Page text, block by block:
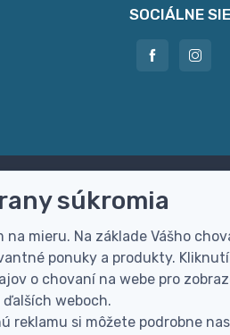
SOCIÁLNE
súkromia
na mieru. Na základe Vášho
ponuky a produkty.
o chovaní na webe pro
weboch.
reklamu si môžete podrobne